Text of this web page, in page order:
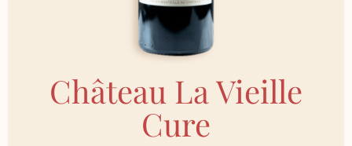
Château La Vieille
Cure